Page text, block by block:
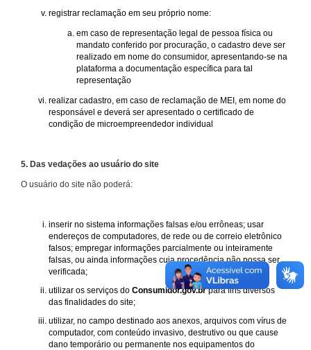
registrar reclamação em seu próprio nome:
em caso de representação legal de pessoa física ou
mandato conferido por procuração, o cadastro deve ser
realizado em nome do consumidor, apresentando-se na
plataforma a documentação específica para tal
representação
realizar cadastro, em caso de reclamação de MEI, em nome do
responsável e deverá ser apresentado o certificado de
condição de microempreendedor individual
5. Das vedações ao usuário do site
O usuário do site não poderá:
inserir no sistema informações falsas e/ou errôneas; usar
endereços de computadores, de rede ou de correio eletrônico
falsos; empregar informações parcialmente ou inteiramente
falsas, ou ainda informações cuja procedência não possa ser
verificada;
utilizar os serviços do Consumidor.gov.brpara fins diversos
das finalidades do site;
utilizar, no campo destinado aos anexos, arquivos com vírus de
computador, com conteúdo invasivo, destrutivo ou que cause
dano temporário ou permanente nos equipamentos do